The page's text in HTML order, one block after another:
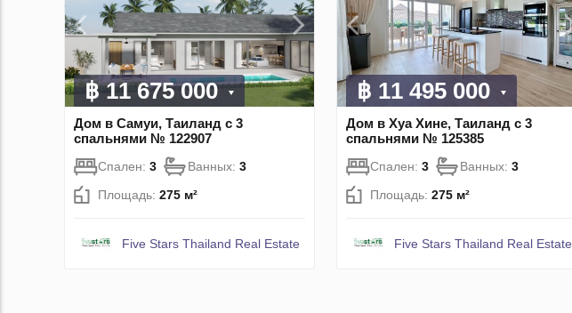
฿ 11 675 000
Дом в Самуи, Таиланд с 3
спальнями № 122907
Спален: 3 Ванных: 3
Площадь: 275 м²
Five Stars Thailand Real Estate
฿ 11 495 000
Дом в Хуа Хине, Таиланд с 3
спальнями № 125385
Спален: 3 Ванных: 3
Площадь: 275 м²
Five Stars Thailand Real Estate